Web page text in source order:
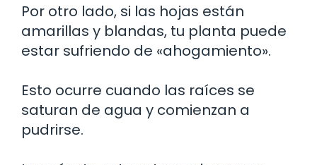
Por otro lado, si las hojas están
amarillas y blandas, tu planta puede
estar sufriendo de «ahogamiento».
Esto ocurre cuando las raíces se
saturan de agua y comienzan a
pudrirse.